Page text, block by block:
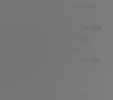
repasó las promesas,
de nuestro tiempo. Desde
y las oportunidades
Y lo seguirá estando.
al despedir el
fue enorme. La
que estamos, como